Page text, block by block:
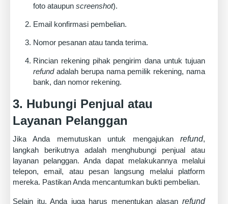
foto ataupun screenshot).
Email konfirmasi pembelian.
Nomor pesanan atau tanda terima.
Rincian rekening pihak pengirim dana untuk tujuan
refundadalah berupa nama pemilik rekening, nama
bank, dan nomor rekening.
3. Hubungi Penjual atau
Layanan Pelanggan
Jika Anda memutuskan untuk mengajukan refund,
langkah berikutnya adalah menghubungi penjual atau
layanan pelanggan. Anda dapat melakukannya melalui
telepon, email, atau pesan langsung melalui platform
mereka. Pastikan Anda mencantumkan bukti pembelian.
Selain itu, Anda juga harus menentukan alasan refund